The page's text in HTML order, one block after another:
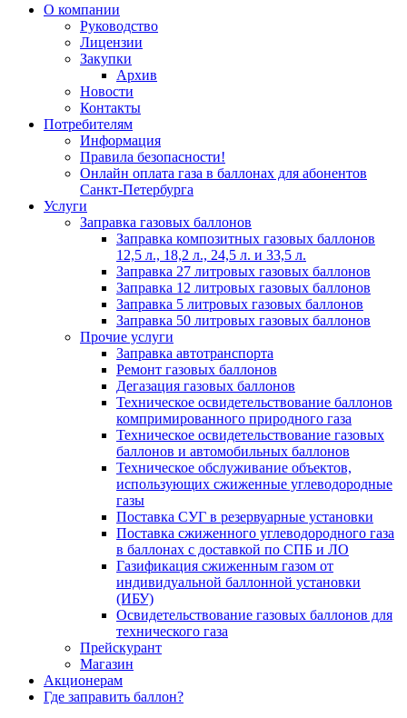
О компании
Руководство
Лицензии
Закупки
Архив
Новости
Контакты
Потребителям
Информация
Правила безопасности!
Онлайн оплата газа в баллонах для абонентов
Санкт-Петербурга
Услуги
Заправка газовых баллонов
Заправка композитных газовых баллонов
12,5 л., 18,2 л., 24,5 л. и 33,5 л.
Заправка 27 литровых газовых баллонов
Заправка 12 литровых газовых баллонов
Заправка 5 литровых газовых баллонов
Заправка 50 литровых газовых баллонов
Прочие услуги
Заправка автотранспорта
Ремонт газовых баллонов
Дегазация газовых баллонов
Техническое освидетельствование баллонов
компримированного природного газа
Техническое освидетельствование газовых
баллонов и автомобильных баллонов
Техническое обслуживание объектов,
использующих сжиженные углеводородные
газы
Поставка СУГ в резервуарные установки
Поставка сжиженного углеводородного газа
в баллонах с доставкой по СПБ и ЛО
Газификация сжиженным газом от
индивидуальной баллонной установки
(ИБУ)
Освидетельствование газовых баллонов для
технического газа
Прейскурант
Магазин
Акционерам
Где заправить баллон?